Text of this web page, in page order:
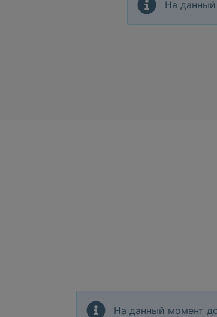
На
На данный момент